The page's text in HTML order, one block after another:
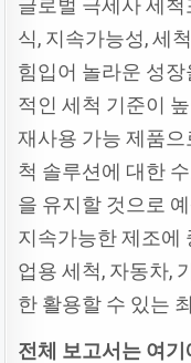
글로벌 극세사 세
식, 지속가능성, 세
힘입어 놀라운 성
적인 세척 기준이
재사용 가능 제품으
척 솔루션에 대한
을 유지할 것으로
지속가능한 제조에
업용 세척, 자동차,
한 활용할 수 있는
전체 보고서는 여기